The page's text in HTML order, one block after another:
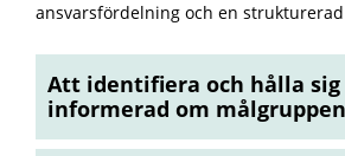
ansvarsfördelning och en
Att identifiera och hålla sig
informerad om målgruppen